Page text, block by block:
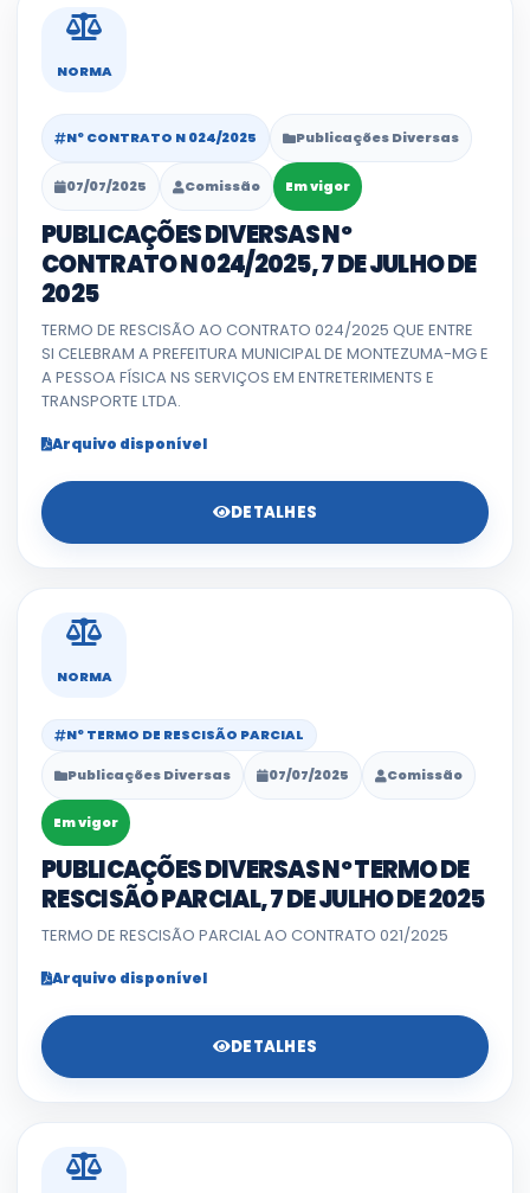
NORMA
Nº CONTRATO N 024/2025 Publicações Diversas
07/07/2025 Comissão Em vigor
PUBLICAÇÕES DIVERSAS Nº
CONTRATO N 024/2025, 7 DE JULHO DE
2025
TERMO DE RESCISÃO AO CONTRATO 024/2025 QUE ENTRE
SI CELEBRAM A PREFEITURA MUNICIPAL DE MONTEZUMA-MG E
A PESSOA FÍSICA NS SERVIÇOS EM ENTRETERIMENTS E
TRANSPORTE LTDA.
Arquivo disponível
DETALHES
NORMA
Nº TERMO DE RESCISÃO PARCIAL
Publicações Diversas 07/07/2025 Comissão
Em vigor
PUBLICAÇÕES DIVERSAS Nº TERMO DE
RESCISÃO PARCIAL, 7 DE JULHO DE 2025
TERMO DE RESCISÃO PARCIAL AO CONTRATO 021/2025
Arquivo disponível
DETALHES